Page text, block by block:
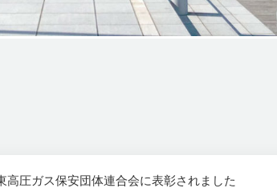
高圧ガス保安団体連合会に表彰されました